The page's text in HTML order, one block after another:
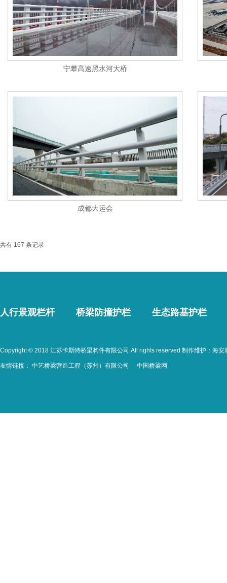
宁攀高速黑水河大桥
成都大运会
共有 167 条记录
人行景观栏杆 桥梁防撞护栏 生态路基护栏
Copyright © 2018 江苏卡斯特桥梁构件有限公司 All rights reserved 制作维护： 海安
友情链接： 中艺桥梁营造工程（苏州）有限公司 中国桥梁网